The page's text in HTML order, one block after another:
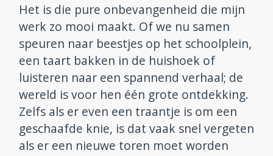
Het is die pure onbevangenheid die mijn
werk zo mooi maakt. Of we nu samen
speuren naar beestjes op het schoolplein,
een taart bakken in de huishoek of
luisteren naar een spannend verhaal; de
wereld is voor hen één grote ontdekking.
Zelfs als er even een traantje is om een
geschaafde knie, is dat vaak snel vergeten
als er een nieuwe toren moet worden